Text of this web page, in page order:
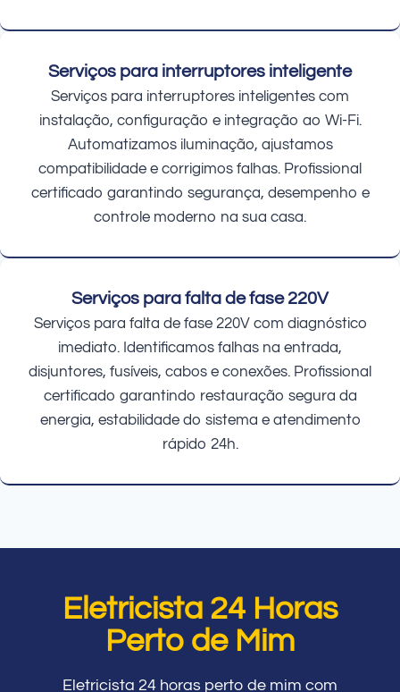
Serviços para interruptores inteligente
Serviços para interruptores inteligentes com
instalação, configuração e integração ao Wi-Fi.
Automatizamos iluminação, ajustamos
compatibilidade e corrigimos falhas. Profissional
certificado garantindo segurança, desempenho e
controle moderno na sua casa.
Serviços para falta de fase 220V
Serviços para falta de fase 220V com diagnóstico
imediato. Identificamos falhas na entrada,
disjuntores, fusíveis, cabos e conexões. Profissional
certificado garantindo restauração segura da
energia, estabilidade do sistema e atendimento
rápido 24h.
Eletricista 24 Horas
Perto de Mim
Eletricista 24 horas perto de mim com